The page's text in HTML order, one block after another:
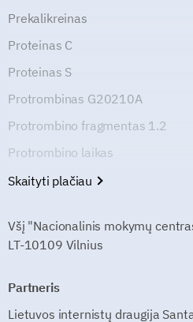
Prekalikreinas
Proteinas C
Proteinas S
Protrombinas G20210A
Protrombino fragmentas 1.2
Protrombino laikas
Skaityti plačiau
Všį "Nacionalinis mokymų
LT-10109 Vilnius
Partneris
Lietuvos internistų draugija